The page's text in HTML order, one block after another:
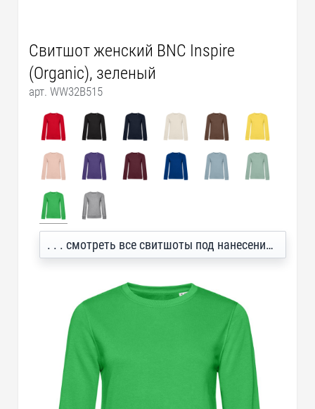
Свитшот женский BNC Inspire
(Organic), зеленый
арт. WW32B515
. . . смотреть все свитшоты под нанесение логотипа